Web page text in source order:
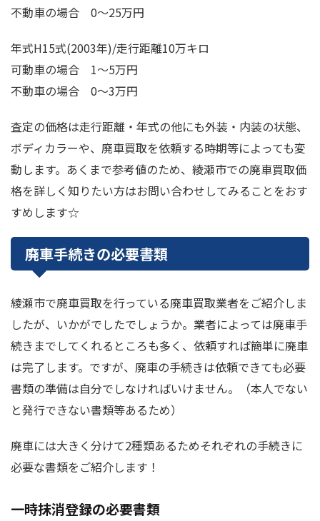
不動車の場合 0～25万円
年式H15式(2003年)/走行距離10万キロ
可動車の場合 1～5万円
不動車の場合 0～3万円
査定の価格は走行距離・年式の他にも外装・内装の状態、
ボディカラーや、廃車買取を依頼する時期等によっても変
動します。あくまで参考値のため、綾瀬市での廃車買取価
格を詳しく知りたい方はお問い合わせしてみることをおす
すめします☆
廃車手続きの必要書類
綾瀬市で廃車買取を行っている廃車買取業者をご紹介しま
したが、いかがでしたでしょうか。業者によっては廃車手
続きまでしてくれるところも多く、依頼すれば簡単に廃車
は完了します。ですが、廃車の手続きは依頼できても必要
書類の準備は自分でしなければいけません。（本人でない
と発行できない書類等あるため）
廃車には大きく分けて2種類あるためそれぞれの手続きに
必要な書類をご紹介します！
一時抹消登録の必要書類